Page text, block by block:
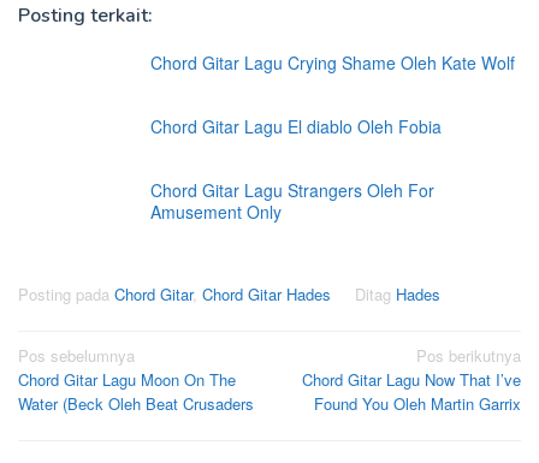
Posting terkait:
Chord Gitar Lagu Crying Shame Oleh Kate Wolf
Chord Gitar Lagu El diablo Oleh Fobia
Chord Gitar Lagu Strangers Oleh For
Amusement Only
Posting pada Chord Gitar, Chord Gitar Hades Ditag Hades
Navigasi
pos
Pos sebelumnya
Chord Gitar Lagu Moon On The
Water (Beck Oleh Beat Crusaders
Pos berikutnya
Chord Gitar Lagu Now That I’ve
Found You Oleh Martin Garrix